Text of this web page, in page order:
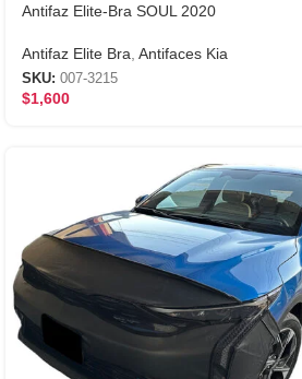
Antifaz Elite-Bra SOUL 2020
Antifaz Elite Bra Antifaces Kia
SKU: 007-3215
$1,600